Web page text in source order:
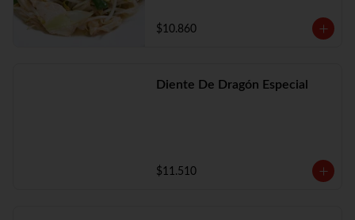
$10.860
Diente De Dragón Especial
$11.510